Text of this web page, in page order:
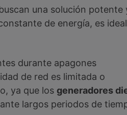
una solución potente
de energía, es ideal
durante apagones
de red es limitada o
ya que los generadores
largos periodos de